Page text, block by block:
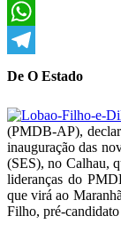
X
WhatsApp
Telegram
De O Estado
(PMDB-AP),
inauguração das
(SES), no Calhau,
lideranças do
que virá ao
Filho, pré-